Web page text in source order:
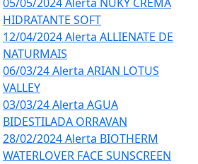
HIDRATANTE SOFT
12/04/2024 Alerta ALLIENATE DE
NATURMAIS
06/03/24 Alerta ARIAN LOTUS
VALLEY
03/03/24 Alerta AGUA
BIDESTILADA ORRAVAN
28/02/2024 Alerta BIOTHERM
WATERLOVER FACE SUNSCREEN